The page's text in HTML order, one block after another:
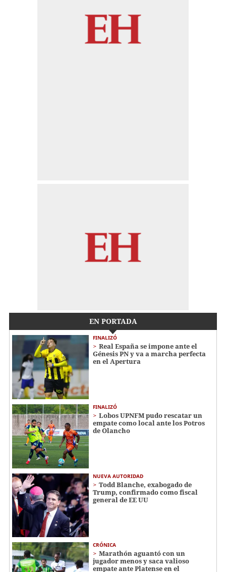
EN PORTADA
FINALIZÓ
Real España se impone ante el
Génesis PN y va a marcha perfecta
en el Apertura
FINALIZÓ
Lobos UPNFM pudo rescatar un
empate como local ante los Potros
de Olancho
NUEVA AUTORIDAD
Todd Blanche, exabogado de
Trump, confirmado como fiscal
general de EE UU
CRÓNICA
Marathón aguantó con un
jugador menos y saca valioso
empate ante Platense en el